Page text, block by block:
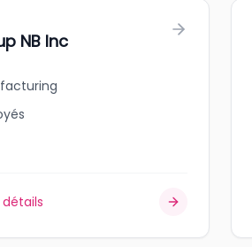
NB Inc